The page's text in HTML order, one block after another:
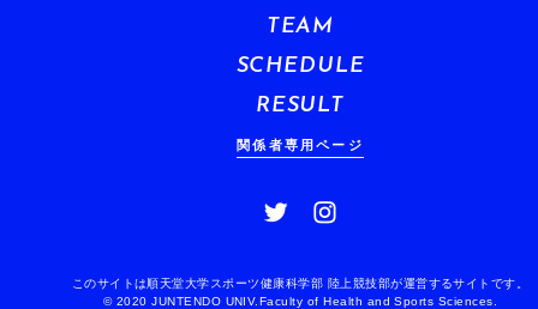
TEAM
SCHEDULE
RESULT
関係者専用ページ
このサイトは順天堂大学スポーツ健康科学部 陸上競技部が運営するサイトです。
© 2020 JUNTENDO UNIV.Faculty of Health and Sports Sciences.